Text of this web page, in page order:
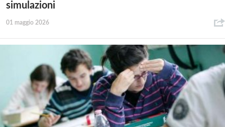
simulazioni
01 maggio 2026